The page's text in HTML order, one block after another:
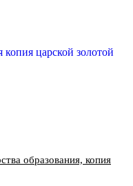
образования, копия